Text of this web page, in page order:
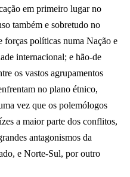
em primeiro lugar no
também e sobretudo no
forças políticas numa Nação e
internacional; e hão-de
os vastos agrupamentos
no plano étnico,
vez que os polemólogos
a maior parte dos conflitos,
antagonismos da
e Norte-Sul, por outro